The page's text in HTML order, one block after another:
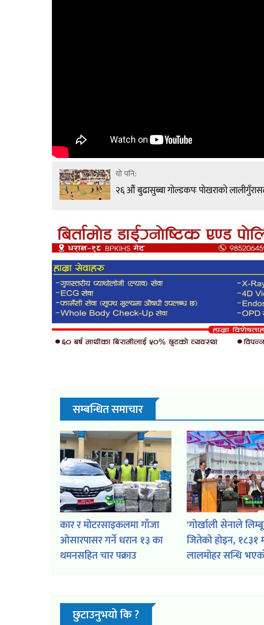
यो पनि:
२६ औं बुढासुब्बा गोल्डकपः पोखराको
सम्बन्धित समाचार
कार र मोटरसाइकलमा गाँजा
ओसारपासर गर्ने धरान १३ का
थमनसहित चार पक्राउ
'गोर्खाली सेनाले
जितेको होइन, १८३१
लालमोहर सन्धि
छुटाउनुभयो कि ?